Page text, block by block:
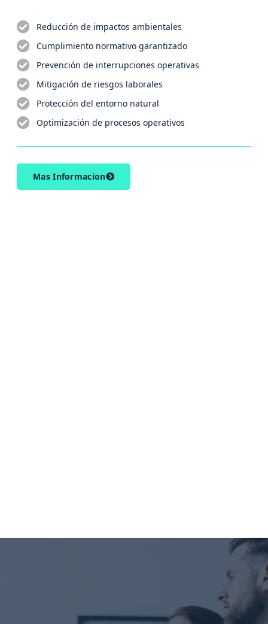
Reducción de impactos ambientales
Cumplimiento normativo garantizado
Prevención de interrupciones operativas
Mitigación de riesgos laborales
Protección del entorno natural
Optimización de procesos operativos
Mas Informacion